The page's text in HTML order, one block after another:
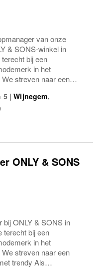
van onze
& SONS-winkel in
bij een
in het
streven naar een
items. Onze klanten
modebewust en met een
5 | Wijnegem,
ONLY & SONS
bij ONLY & SONS in
terecht bij een
in het
streven naar een
trendy Als